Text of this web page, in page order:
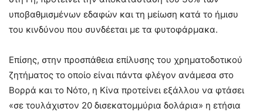
υποβαθμισμένων εδαφών και τη μείωση κατά το ήμισυ
του κινδύνου που συνδέεται με τα φυτοφάρμακα.
Επίσης, στην προσπάθεια επίλυσης του χρηματοδοτικού
ζητήματος το οποίο είναι πάντα φλέγον ανάμεσα στο
Βορρά και το Νότο, η Κίνα προτείνει εξάλλου να φτάσει
«σε τουλάχιστον 20 δισεκατομμύρια δολάρια» η ετήσια